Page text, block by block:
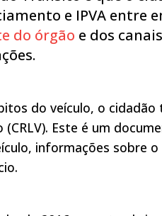
e IPVA entre
do órgão e dos
do veículo, o
(CRLV). Este é um
informações sobre